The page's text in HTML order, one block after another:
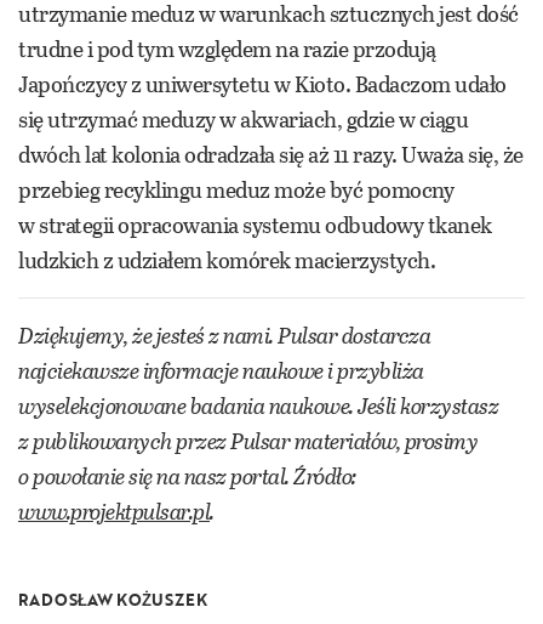
utrzymanie meduz w warunkach sztucznych jest dość
trudne i pod tym względem na razie przodują
Japończycy z uniwersytetu w Kioto. Badaczom udało
się utrzymać meduzy w akwariach, gdzie w ciągu
dwóch lat kolonia odradzała się aż 11 razy. Uważa się, że
przebieg recyklingu meduz może być pomocny
w strategii opracowania systemu odbudowy tkanek
ludzkich z udziałem komórek macierzystych.
Dziękujemy, że jesteś z nami. Pulsar dostarcza
najciekawsze informacje naukowe i przybliża
wyselekcjonowane badania naukowe. Jeśli korzystasz
z publikowanych przez Pulsar materiałów, prosimy
o powołanie się na nasz portal. Źródło:
www.projektpulsar.pl.
RADOSŁAW KOŻUSZEK